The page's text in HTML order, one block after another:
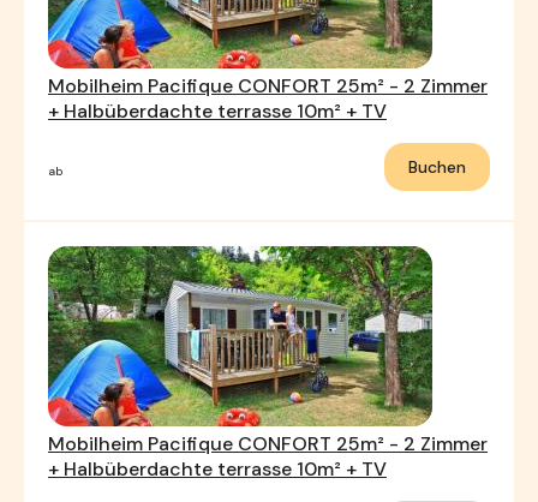
Mobilheim Pacifique CONFORT 25m² - 2 Zimmer
+ Halbüberdachte terrasse 10m² + TV
ab Buchen
Mobilheim Pacifique CONFORT 25m² - 2 Zimmer
+ Halbüberdachte terrasse 10m² + TV